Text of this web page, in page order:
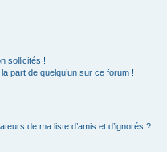
sollicités !
part de quelqu’un sur ce forum !
de ma liste d’amis et d’ignorés ?